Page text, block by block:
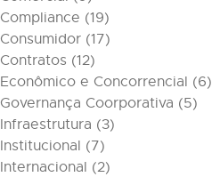
Compliance (19)
Consumidor (17)
Contratos (12)
Econômico e Concorrencial (6)
Governança Coorporativa (5)
Infraestrutura (3)
Institucional (7)
Internacional (2)